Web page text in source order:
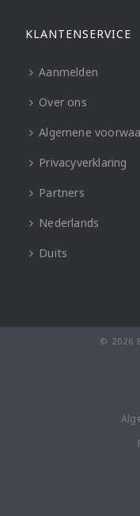
KLANTENSERVICE
Aanmelden
Over ons
Algemene
Privacyverklaring
Partners
Nederlands
Duits
© 2026